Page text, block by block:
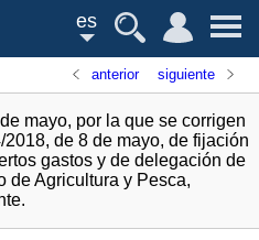
es
anterior siguiente
mayo, por la que se corrigen
de 8 de mayo, de fijación
gastos y de delegación de
de Agricultura y Pesca,